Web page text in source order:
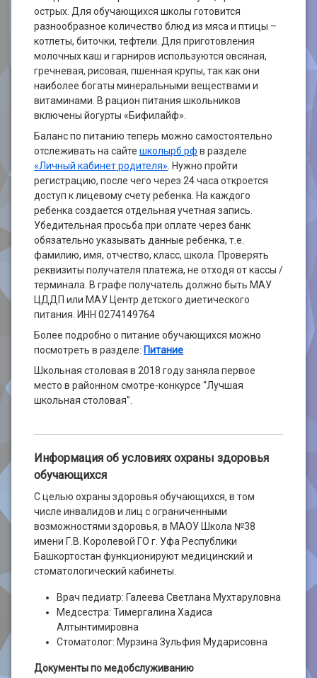
острых. Для обучающихся школы готовится
разнообразное количество блюд из мяса и птицы –
котлеты, биточки, тефтели. Для приготовления
молочных каш и гарниров используются овсяная,
гречневая, рисовая, пшенная крупы, так как они
наиболее богаты минеральными веществами и
витаминами. В рацион питания школьников
включены йогурты «Бифилайф».
Баланс по питанию теперь можно самостоятельно
отслеживать на сайте школырб.рф в разделе
«Личный кабинет родителя» . Нужно пройти
регистрацию, после чего через 24 часа откроется
доступ к лицевому счету ребенка. На каждого
ребенка создается отдельная учетная запись.
Убедительная просьба при оплате через банк
обязательно указывать данные ребенка, т.е.
фамилию, имя, отчество, класс, школа. Проверять
реквизиты получателя платежа, не отходя от кассы /
терминала. В графе получатель должно быть МАУ
ЦДДП или МАУ Центр детского диетического
питания. ИНН 0274149764
Более подробно о питание обучающихся можно
посмотреть в разделе: Питание
Школьная столовая в 2018 году заняла первое
место в районном смотре-конкурсе “Лучшая
школьная столовая”.
Информация об условиях охраны здоровья
обучающихся
С целью охраны здоровья обучающихся, в том
числе инвалидов и лиц с ограниченными
возможностями здоровья, в МАОУ Школа №38
имени Г.В. Королевой ГО г. Уфа Республики
Башкортостан функционируют медицинский и
стоматологический кабинеты.
Врач педиатр: Галеева Светлана Мухтаруловна
Медсестра: Тимергалина Хадиса
Алтынтимировна
Стоматолог: Мурзина Зульфия Мударисовна
Документы по медобслуживанию